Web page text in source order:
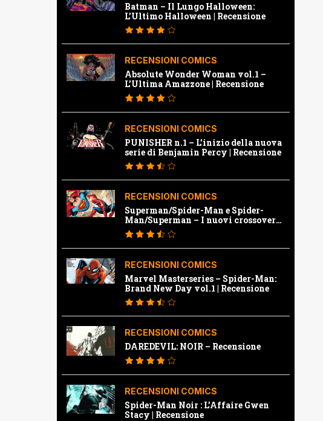
Batman – Il Lungo Halloween:
L’Ultimo Halloween | Recensione
RECENSIONI COMICS
Absolute Wonder Woman vol.1 –
L’Ultima Amazzone | Recensione
RECENSIONI COMICS
PUNISHER n.1 – L’inizio della nuova
serie di Benjamin Percy | Recensione
RECENSIONI COMICS
Superman/Spider-Man e Spider-
Man/Superman – I nuovi crossover
Marvel e Dc | Recensione
RECENSIONI COMICS
Marvel Masterseries – Spider-Man:
Brand New Day vol.1 | Recensione
RECENSIONI COMICS
DAREDEVIL: NOIR – Recensione
RECENSIONI COMICS
Spider-Man Noir : L’Affaire Gwen
Stacy | Recensione